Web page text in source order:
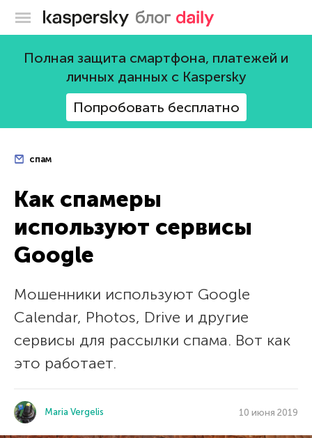
Блог Касперского
Полная защита смартфона, платежей и
личных данных с Kaspersky
Попробовать бесплатно
спам
Как спамеры
используют сервисы
Google
Мошенники используют Google
Calendar, Photos, Drive и другие
сервисы для рассылки спама. Вот как
это работает.
Maria Vergelis 10 июня 2019